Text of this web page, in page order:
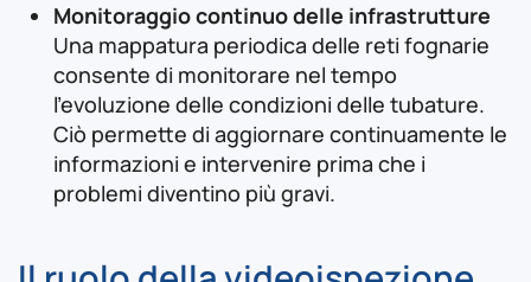
Monitoraggio continuo delle infrastrutture
Una mappatura periodica delle reti fognarie
consente di monitorare nel tempo
l'evoluzione delle condizioni delle tubature.
Ciò permette di aggiornare continuamente le
informazioni e intervenire prima che i
problemi diventino più gravi.